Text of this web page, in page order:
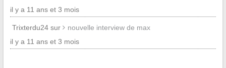
il y a 11 ans et 3 mois
Trixterdu24 sur
nouvelle interview de max
il y a 11 ans et 3 mois